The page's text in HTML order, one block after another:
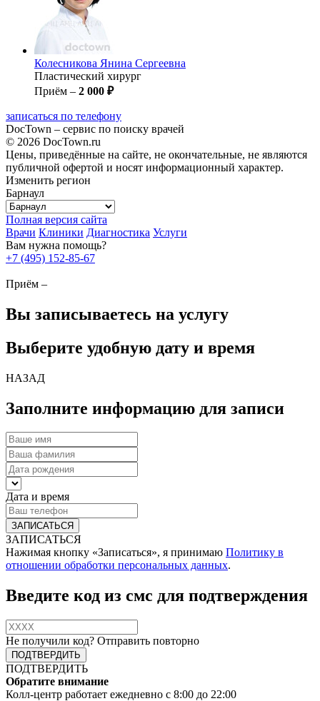
Колесникова Янина Сергеевна
Пластический хирург
Приём – 2 000 ₽
записаться по телефону
DocTown – сервис по поиску врачей
© 2026 DocTown.ru
Цены, приведённые на сайте, не окончательные, не являются
публичной офертой и носят информационный характер.
Изменить регион
Барнаул
Полная версия сайта
Врачи Клиники Диагностика Услуги
Вам нужна помощь?
+7 (495) 152-85-67
Приём –
Вы записываетесь на услугу
Выберите удобную дату и время
НАЗАД
Заполните информацию для записи
Дата и время
ЗАПИСАТЬСЯ
Нажимая кнопку «Записаться», я принимаю Политику в
отношении обработки персональных данных.
Введите код из смс для подтверждения
Не получили код? Отправить повторно
ПОДТВЕРДИТЬ
Обратите внимание
Колл-центр работает ежедневно с 8:00 до 22:00